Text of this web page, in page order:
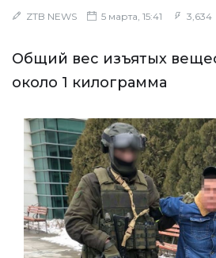
ZTB NEWS 5 марта, 15:41 3,634
Общий вес изъятых
около 1 килограмма